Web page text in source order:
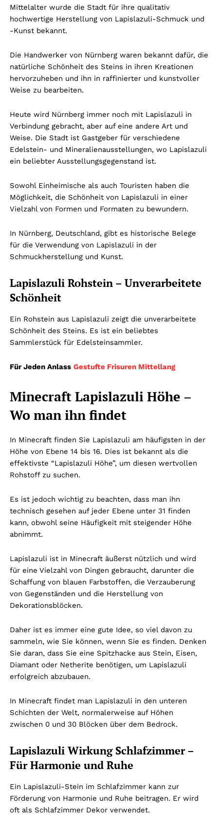
Mittelalter wurde die Stadt für ihre qualitativ
hochwertige Herstellung von Lapislazuli-Schmuck und
-Kunst bekannt.
Die Handwerker von Nürnberg waren bekannt dafür, die
natürliche Schönheit des Steins in ihren Kreationen
hervorzuheben und ihn in raffinierter und kunstvoller
Weise zu bearbeiten.
Heute wird Nürnberg immer noch mit Lapislazuli in
Verbindung gebracht, aber auf eine andere Art und
Weise. Die Stadt ist Gastgeber für verschiedene
Edelstein- und Mineralienausstellungen, wo Lapislazuli
ein beliebter Ausstellungsgegenstand ist.
Sowohl Einheimische als auch Touristen haben die
Möglichkeit, die Schönheit von Lapislazuli in einer
Vielzahl von Formen und Formaten zu bewundern.
In Nürnberg, Deutschland, gibt es historische Belege
für die Verwendung von Lapislazuli in der
Schmuckherstellung und Kunst.
Lapislazuli Rohstein – Unverarbeitete
Schönheit
Ein Rohstein aus Lapislazuli zeigt die unverarbeitete
Schönheit des Steins. Es ist ein beliebtes
Sammlerstück für Edelsteinsammler.
Für Jeden Anlass Gestufte Frisuren Mittellang
Minecraft Lapislazuli Höhe –
Wo man ihn findet
In Minecraft finden Sie Lapislazuli am häufigsten in der
Höhe von Ebene 14 bis 16. Dies ist bekannt als die
effektivste “Lapislazuli Höhe”, um diesen wertvollen
Rohstoff zu suchen.
Es ist jedoch wichtig zu beachten, dass man ihn
technisch gesehen auf jeder Ebene unter 31 finden
kann, obwohl seine Häufigkeit mit steigender Höhe
abnimmt.
Lapislazuli ist in Minecraft äußerst nützlich und wird
für eine Vielzahl von Dingen gebraucht, darunter die
Schaffung von blauen Farbstoffen, die Verzauberung
von Gegenständen und die Herstellung von
Dekorationsblöcken.
Daher ist es immer eine gute Idee, so viel davon zu
sammeln, wie Sie können, wenn Sie es finden. Denken
Sie daran, dass Sie eine Spitzhacke aus Stein, Eisen,
Diamant oder Netherite benötigen, um Lapislazuli
erfolgreich abzubauen.
In Minecraft findet man Lapislazuli in den unteren
Schichten der Welt, normalerweise auf Höhen
zwischen 0 und 30 Blöcken über dem Bedrock.
Lapislazuli Wirkung Schlafzimmer –
Für Harmonie und Ruhe
Ein Lapislazuli-Stein im Schlafzimmer kann zur
Förderung von Harmonie und Ruhe beitragen. Er wird
oft als Schlafzimmer Dekor verwendet.